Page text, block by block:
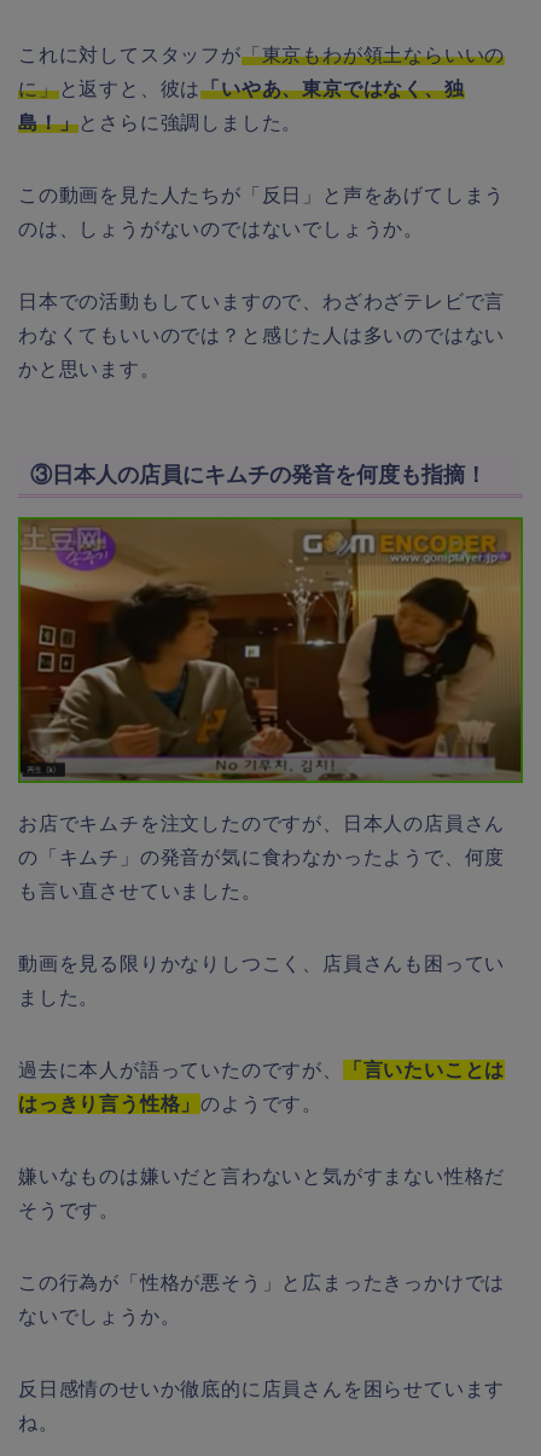
これに対してスタッフが「東京もわが領土ならいいの
に」と返すと、彼は「いやあ、東京ではなく、独
島！」とさらに強調しました。
この動画を見た人たちが「反日」と声をあげてしまう
のは、しょうがないのではないでしょうか。
日本での活動もしていますので、わざわざテレビで言
わなくてもいいのでは？と感じた人は多いのではない
かと思います。
③日本人の店員にキムチの発音を何度も指摘！
お店でキムチを注文したのですが、日本人の店員さん
の「キムチ」の発音が気に食わなかったようで、何度
も言い直させていました。
動画を見る限りかなりしつこく、店員さんも困ってい
ました。
過去に本人が語っていたのですが、 「 言いたいことは
はっきり言う性格」のようです。
嫌いなものは嫌いだと言わないと気がすまない性格だ
そうです。
この行為が「性格が悪そう」と広まったきっかけでは
ないでしょうか。
反日感情のせいか徹底的に店員さんを困らせています
ね。